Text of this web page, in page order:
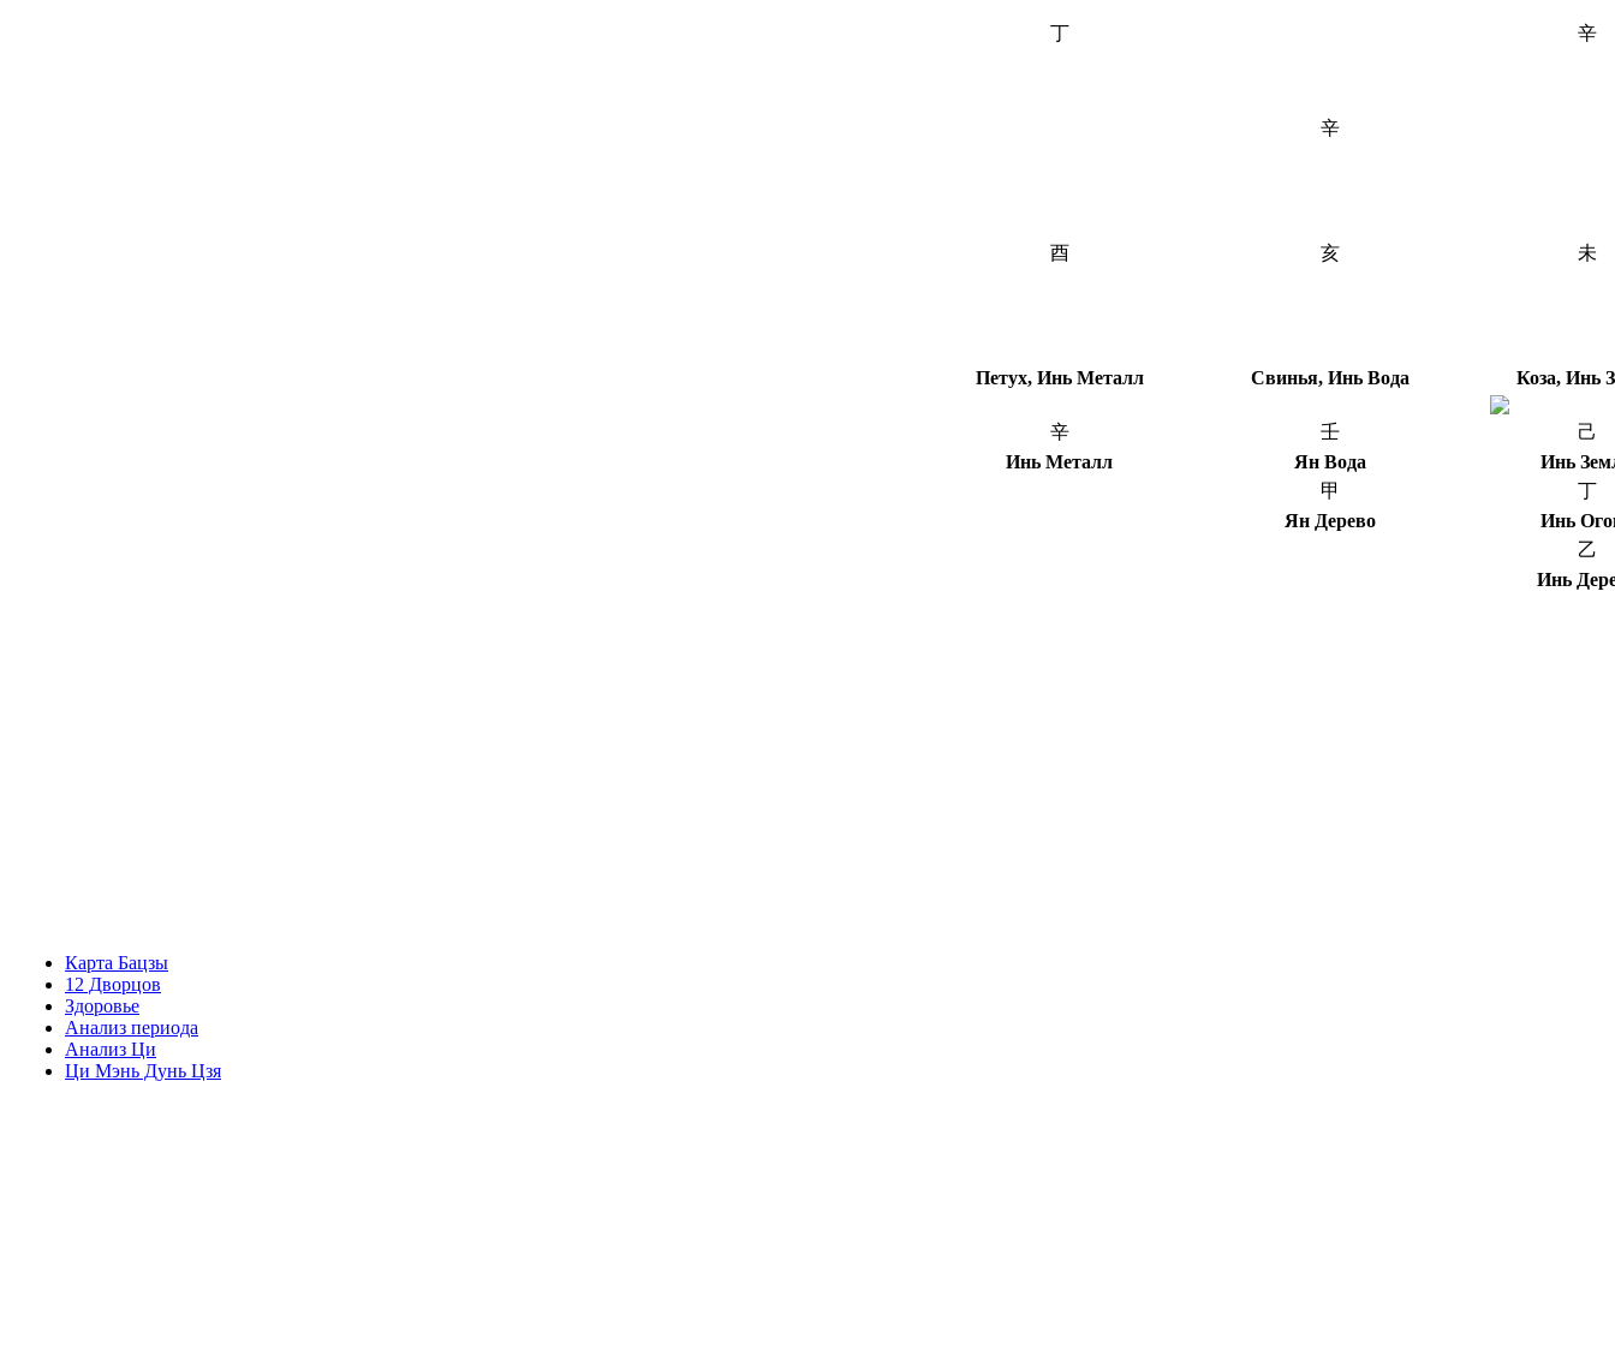
丁
辛
辛
酉 亥 未
Петух, Инь Металл Свинья, Инь Вода Коза, Инь
辛 壬
己
Инь Металл
Ян Вода
Инь
甲
丁
Ян Дерево
Инь
乙
Инь
Карта Бацзы
12 Дворцов
Здоровье
Анализ периода
Анализ Ци
Ци Мэнь Дунь Цзя